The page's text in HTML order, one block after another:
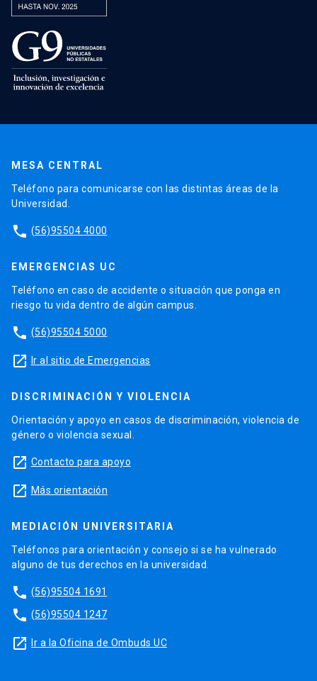
MESA CENTRAL
Teléfono para comunicarse con las distintas áreas de la
Universidad.
phone (56)95504 4000
EMERGENCIAS UC
Teléfono en caso de accidente o situación que ponga en
riesgo tu vida dentro de algún campus.
phone (56)95504 5000
launch Ir al sitio de Emergencias
DISCRIMINACIÓN Y VIOLENCIA
Orientación y apoyo en casos de discriminación, violencia de
género o violencia sexual.
launch Contacto para apoyo
launch Más orientación
MEDIACIÓN UNIVERSITARIA
Teléfonos para orientación y consejo si se ha vulnerado
alguno de tus derechos en la universidad.
phone (56)95504 1691
phone (56)95504 1247
launch Ir a la Oficina de Ombuds UC